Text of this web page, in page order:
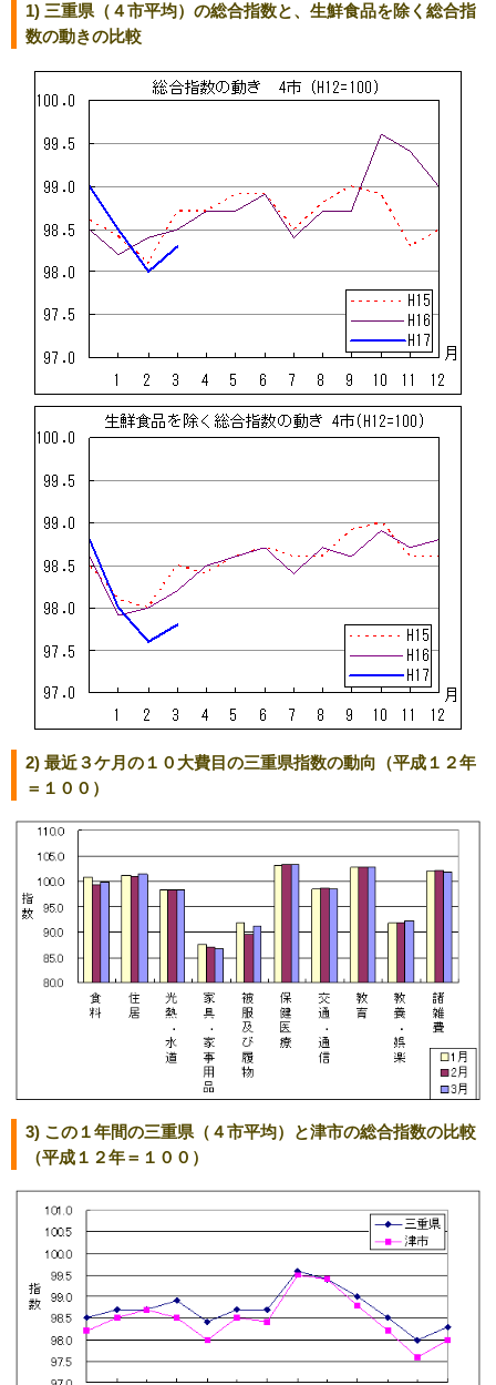
1) 三重県（４市平均）の総合指数と、生鮮食品を除く総合指
数の動きの比較
2) 最近３ケ月の１０大費目の三重県指数の動向（平成１２年
＝１００）
3) この１年間の三重県（４市平均）と津市の総合指数の比較
（平成１２年＝１００）